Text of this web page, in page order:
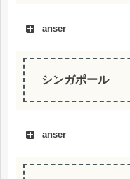
anser
シンガポール
anser